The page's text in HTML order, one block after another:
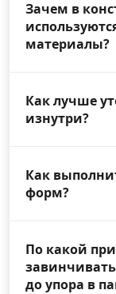
Зачем в
материалы?
Как лучше
изнутри?
Как
форм?
По какой
до упора в